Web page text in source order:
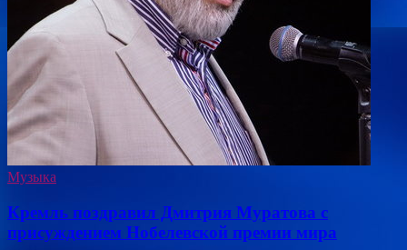
Музыка
Кремль поздравил Дмитрия Муратова с
присуждением Нобелевской премии мира